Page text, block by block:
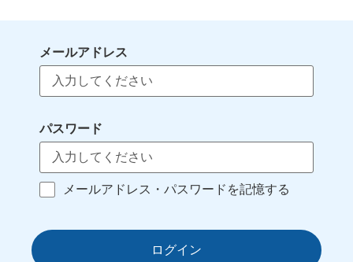
メールアドレス
パスワード
メールアドレス・パスワードを記憶する
ログイン